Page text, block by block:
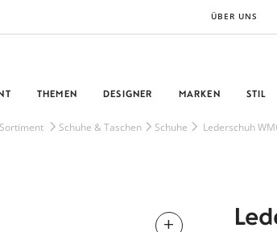
ÜBER UNS
THEMEN DESIGNER MARKEN STIL
Sortiment Schuhe & Taschen Schuhe Lederschuh